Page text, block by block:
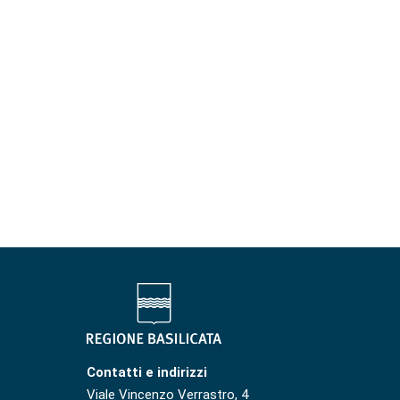
Contatti e indirizzi
Viale Vincenzo Verrastro, 4